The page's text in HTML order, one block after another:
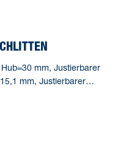
mm, Justierbarer
mm, Justierbarer